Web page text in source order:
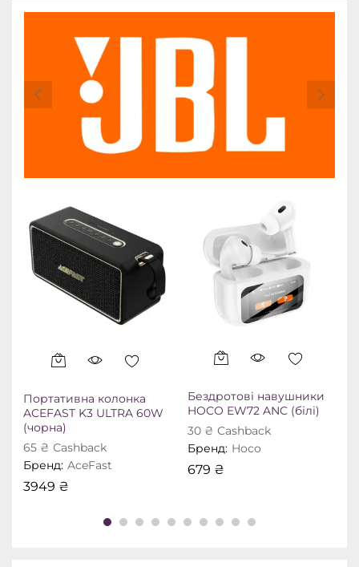
Портативна колонка
ACEFAST K3 ULTRA 60W
(чорна)
65 ₴ Сashback
Бренд: AceFast
3949 ₴
Бездротові навушники
HOCO EW72 ANC (білі)
30 ₴ Сashback
Бренд: Hoco
679 ₴